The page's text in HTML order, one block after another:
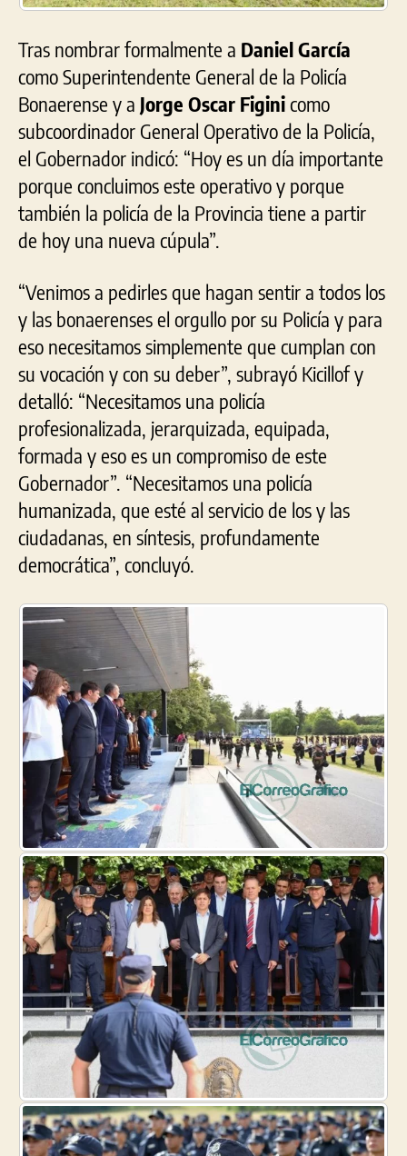
Tras nombrar formalmente a Daniel García
como Superintendente General de la Policía
Bonaerense y a Jorge Oscar Figinicomo
subcoordinador General Operativo de la Policía,
el Gobernador indicó: “Hoy es un día importante
porque concluimos este operativo y porque
también la policía de la Provincia tiene a partir
de hoy una nueva cúpula”.
“Venimos a pedirles que hagan sentir a todos los
y las bonaerenses el orgullo por su Policía y para
eso necesitamos simplemente que cumplan con
su vocación y con su deber”, subrayó Kicillof y
detalló: “Necesitamos una policía
profesionalizada, jerarquizada, equipada,
formada y eso es un compromiso de este
Gobernador”. “Necesitamos una policía
humanizada, que esté al servicio de los y las
ciudadanas, en síntesis, profundamente
democrática”, concluyó.